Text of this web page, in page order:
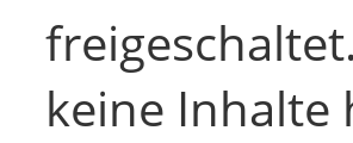
keine Inhalte